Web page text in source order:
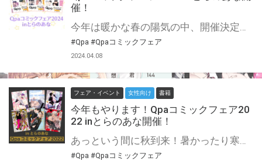
催！
今年は暖かな春の陽気の中、開催決定です♡ 竹書房が誇る大人気レーベル、Qpaコミックスフェア開催☆（くぱぁ…！） Qpaは今年で13周年！今年はなんと総勢18名の作家様に描き下ろしでご参加いただいております☆ とらのあな対象店舗にて期間中にQpaのコミックスを3冊同時にご購入いただいた方に、 16P小冊子3種「Q」「P」「A」の中からお好きな冊子を1部お渡し♡ 1作家様見開き2Pの描き下ろし漫画の超豪華特典…！ 推し作家さんはもちろんゲットだし、初めましての作家さんもこの機会にぜひ！ ero×romance→erosなQpaコミックス、躊躇っていたあの本を買うタイミングは今しかない！
#Qpa #Qpaコミックフェア
2024.04.08
フェア・イベント 女性向け 書籍
今年もやります！Qpaコミックフェア20
22 inとらのあな開催！
あっという間に秋到来！暑かったり寒かったり、安定しないのは本棚の中のBL本の傾向だけにしてほしい。 そんな本棚の中をさらに豊富にしちゃいましょう♥ もちろん今年もやります！竹書房が誇る大人気レーベル、Qpaコミックスフェア開催☆（くぱぁ…！） 今年で11周年！11年も付き合っているのにどんどんLOVEが深まっていく…♡ 今年は総勢15名の作家様にご参加いただいております☆ とらのあな対象店舗にて期間中にQpaのコミックスを3冊同時にご購入いただいた方に、 1セットにつき1部、12P小冊子3種の中からお好きな冊子を1部お渡し♡ 今年の12P小冊子は昨年の高解像度SUKEBEカードがバージョンアップ！ 1作家様見開き2Pでコミックスよりちょびっと修正薄めverのえちシーンを収録！ 普段は読まない属性カプのBL本もこの機会に読んでみようかな…… ero×romance⇒erosなQpaコミックス、躊躇っていたあの本を買うタイミングは今しかない！
#Qpa #Qpaコミックフェア